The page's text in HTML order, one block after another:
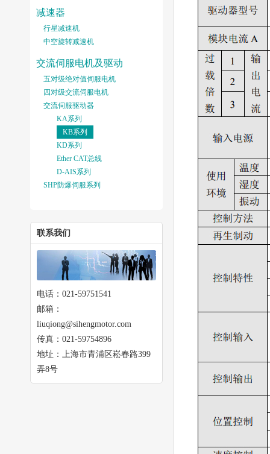
减速器
行星减速机
中空旋转减速机
交流伺服电机及驱动
五对级绝对值伺服电机
四对级交流伺服电机
交流伺服驱动器
KA系列
KB系列
KD系列
Ether CAT总线
D-AIS系列
SHP防爆伺服系列
联系我们
电话：021-59751541
邮箱：
liuqiong@sihengmotor.com
传真：021-59754896
地址：上海市青浦区崧春路399
弄8号